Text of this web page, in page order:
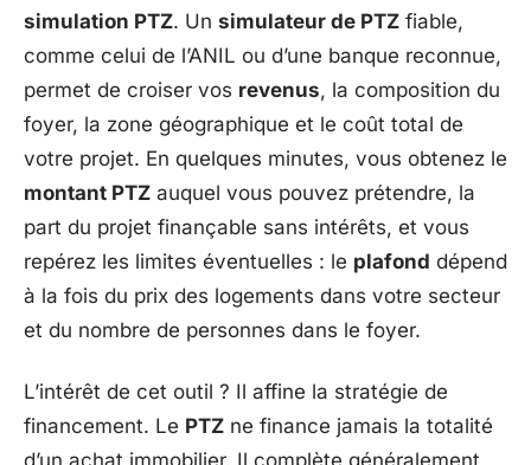
simulation PTZ. Un simulateur de PTZ fiable,
comme celui de l’ANIL ou d’une banque reconnue,
permet de croiser vos revenus, la composition du
foyer, la zone géographique et le coût total de
votre projet. En quelques minutes, vous obtenez le
montant PTZ auquel vous pouvez prétendre, la
part du projet finançable sans intérêts, et vous
repérez les limites éventuelles : le plafond dépend
à la fois du prix des logements dans votre secteur
et du nombre de personnes dans le foyer.
L’intérêt de cet outil ? Il affine la stratégie de
financement. Le PTZ ne finance jamais la totalité
d’un achat immobilier. Il complète généralement